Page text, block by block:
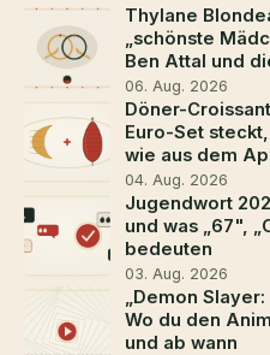
Thylane
„schönste
Ben Attal und
Südfrankreich
06. Aug. 2026
Döner-
Euro-Set
wie aus dem
2026 wurde
04. Aug. 2026
Jugendwort
und was „67",
bedeuten
03. Aug. 2026
„Demon
Wo du den
und ab wann